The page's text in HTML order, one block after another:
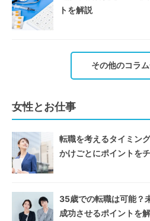
トを解説
その他のコラ
女性とお仕事
転職を考えるタイミン
かけごとにポイントを
35歳での転職は可能？
成功させるポイントを